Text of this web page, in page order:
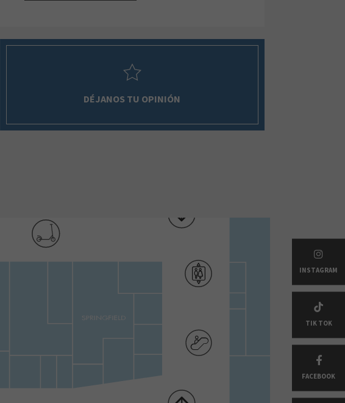
DÉJANOS TU OPINIÓN
INSTAGRAM
TIK TOK
FACEBOOK